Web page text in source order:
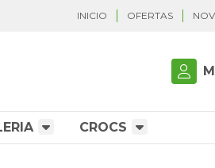
INICIO OFERTAS
CROCS